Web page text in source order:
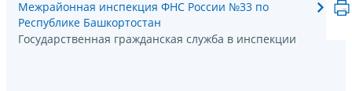
Межрайонная инспекция ФНС России №33 по
Республике Башкортостан
Государственная гражданская служба в инспекции